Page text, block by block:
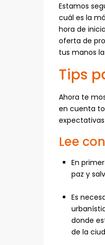
Estamos
cuál es la
hora de
oferta de
tus manos
Tips
Ahora te
en cuenta
Lee
En
paz y
Es
donde
de la